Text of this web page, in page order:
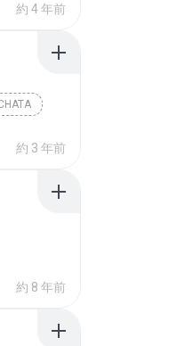
約 4 年前
約 3 年前
約 8 年前